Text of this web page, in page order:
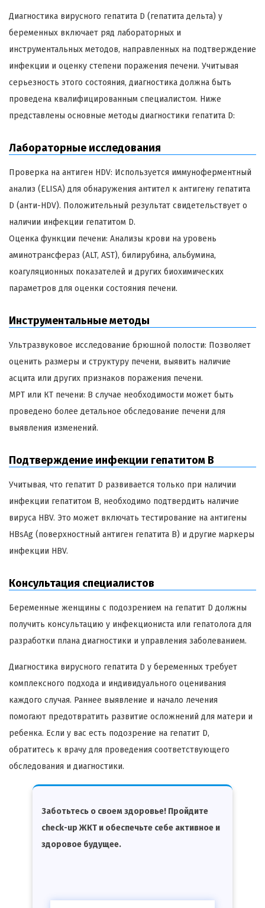
Диагностика вирусного гепатита D (гепатита дельта) у
беременных включает ряд лабораторных и
инструментальных методов, направленных на подтверждение
инфекции и оценку степени поражения печени. Учитывая
серьезность этого состояния, диагностика должна быть
проведена квалифицированным специалистом. Ниже
представлены основные методы диагностики гепатита D:
Лабораторные исследования
Проверка на антиген HDV: Используется иммуноферментный
анализ (ELISA) для обнаружения антител к антигену гепатита
D (анти-HDV). Положительный результат свидетельствует о
наличии инфекции гепатитом D.
Оценка функции печени: Анализы крови на уровень
аминотрансфераз (ALT, AST), билирубина, альбумина,
коагуляционных показателей и других биохимических
параметров для оценки состояния печени.
Инструментальные методы
Ультразвуковое исследование брюшной полости: Позволяет
оценить размеры и структуру печени, выявить наличие
асцита или других признаков поражения печени.
МРТ или КТ печени: В случае необходимости может быть
проведено более детальное обследование печени для
выявления изменений.
Подтверждение инфекции гепатитом B
Учитывая, что гепатит D развивается только при наличии
инфекции гепатитом B, необходимо подтвердить наличие
вируса HBV. Это может включать тестирование на антигены
HBsAg (поверхностный антиген гепатита B) и другие маркеры
инфекции HBV.
Консультация специалистов
Беременные женщины с подозрением на гепатит D должны
получить консультацию у инфекциониста или гепатолога для
разработки плана диагностики и управления заболеванием.
Диагностика вирусного гепатита D у беременных требует
комплексного подхода и индивидуального оценивания
каждого случая. Раннее выявление и начало лечения
помогают предотвратить развитие осложнений для матери и
ребенка. Если у вас есть подозрение на гепатит D,
обратитесь к врачу для проведения соответствующего
обследования и диагностики.
Заботьтесь о своем здоровье! Пройдите
check-up ЖКТ и обеспечьте себе активное и
здоровое будущее.